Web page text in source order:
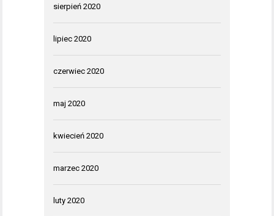
sierpień 2020
lipiec 2020
czerwiec 2020
maj 2020
kwiecień 2020
marzec 2020
luty 2020